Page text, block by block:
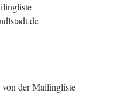
der Mailingliste